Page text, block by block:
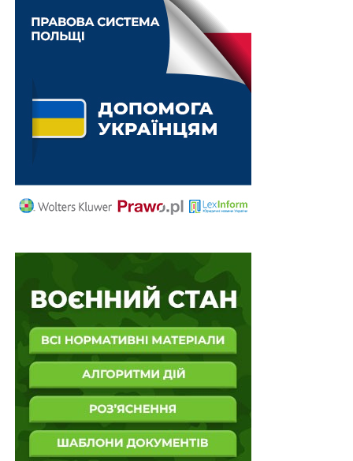
викраденні золотого браслета вартістю 21 тисячу
гривень. А потім тишком-нишком повідомив
процесуальному керівнику А. Шарандаку, що готовий
дати йому 500 доларів за те, що той сприятиме
обранню для зловмисника запобіжного заходу у
вигляді особистого зобов’язання, а також орієнтує суд
на ухвалення йому м’якого вироку. Якби цей молодий
дав згоду, що й було зафіксовано оперативними
засобами звукозапису, якими спорядили потерпілого
Шарандак у своєму службовому кабінеті одержав від
поліцейського агента 100 доларів і 10,6 тисяч
гривень, після чого був затриманий. Того ж дня йому
повідомили про підозру у вчиненні кримінального
правопорушення, передбаченого частиною 3 статті
368 КК України (одержання неправомірної вигоди
службовою особою) й ухвалою Приморського
районного суду Одеси обрано запобіжний захід у
вигляді тримання під вартою та визначено
альтернативний запобіжний захід — заставу в розмірі